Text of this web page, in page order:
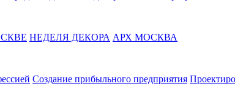
НЕДЕЛЯ ДЕКОРА АРХ МОСКВА
Создание прибыльного предприятия